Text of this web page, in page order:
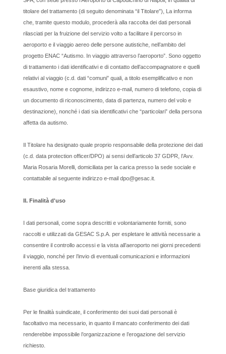
titolare del trattamento (di seguito denominata “il Titolare”), La informa
che, tramite questo modulo, procederà alla raccolta dei dati personali
rilasciati per la fruizione del servizio volto a facilitare il percorso in
aeroporto e il viaggio aereo delle persone autistiche, nell’ambito del
progetto ENAC “Autismo. In viaggio attraverso l’aeroporto”. Sono oggetto
di trattamento i dati identificativi e di contatto dell’accompagnatore e quelli
relativi al viaggio (c.d. dati “comuni” quali, a titolo esemplificativo e non
esaustivo, nome e cognome, indirizzo e-mail, numero di telefono, copia di
un documento di riconoscimento, data di partenza, numero del volo e
destinazione), nonché i dati sia identificativi che “particolari” della persona
affetta da autismo.
Il Titolare ha designato quale proprio responsabile della protezione dei dati
(c.d. data protection officer/DPO) ai sensi dell’articolo 37 GDPR, l’Avv.
Maria Rosaria Morelli, domiciliata per la carica presso la sede sociale e
contattabile al seguente indirizzo e-mail dpo@gesac.it.
II. Finalità d'uso
I dati personali, come sopra descritti e volontariamente forniti, sono
raccolti e utilizzati da GESAC S.p.A. per espletare le attività necessarie a
consentire il controllo accessi e la vista all’aeroporto nei giorni precedenti
il viaggio, nonché per l’invio di eventuali comunicazioni e informazioni
inerenti alla stessa.
Base giuridica del trattamento
Per le finalità suindicate, il conferimento dei suoi dati personali è
facoltativo ma necessario, in quanto il mancato conferimento dei dati
renderebbe impossibile l’organizzazione e l’erogazione del servizio
richiesto.